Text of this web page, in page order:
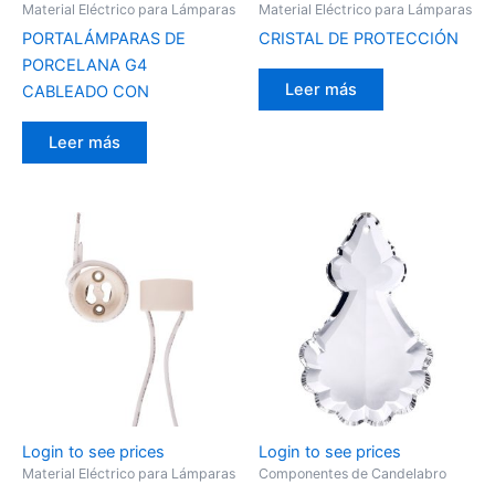
Material Eléctrico para Lámparas
PORTALÁMPARAS DE
PORCELANA G4
CABLEADO CON
Leer más
Material Eléctrico para Lámparas
CRISTAL DE PROTECCIÓN
Leer más
Login to see prices
Material Eléctrico para Lámparas
Login to see prices
Componentes de Candelabro